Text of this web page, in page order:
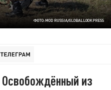
ФОТО:MOD RUSSIA/GLOBALLOOKPRESS
из